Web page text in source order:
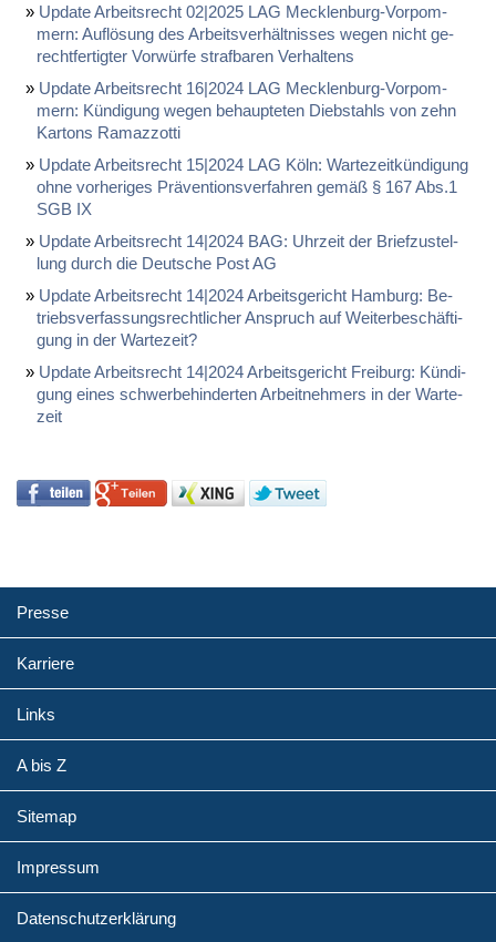
Up­date Ar­beits­recht 02|2025 LAG Meck­len­burg-Vor­pom­
mern: Auflösung des Ar­beits­verhält­nis­ses we­gen nicht ge­
recht­fer­tig­ter Vorwürfe straf­ba­ren Ver­hal­tens
Up­date Ar­beits­recht 16|2024 LAG Meck­len­burg-Vor­pom­
mern: Kündi­gung we­gen be­haup­te­ten Dieb­stahls von zehn
Kar­tons Ra­maz­z­ot­ti
Up­date Ar­beits­recht 15|2024 LAG Köln: War­te­zeitkündi­gung
oh­ne vor­he­ri­ges Präven­ti­ons­ver­fah­ren gemäß § 167 Abs.1
SGB IX
Up­date Ar­beits­recht 14|2024 BAG: Uhr­zeit der Brief­zu­stel­
lung durch die Deut­sche Post AG
Up­date Ar­beits­recht 14|2024 Ar­beits­ge­richt Ham­burg: Be­
triebs­ver­fas­sungs­recht­li­cher An­spruch auf Wei­ter­beschäfti­
gung in der War­te­zeit?
Up­date Ar­beits­recht 14|2024 Ar­beits­ge­richt Frei­burg: Kündi­
gung ei­nes schwer­be­hin­der­ten Ar­beit­neh­mers in der War­te­
zeit
Presse
Karriere
Links
A bis Z
Sitemap
Impressum
Datenschutzerklärung